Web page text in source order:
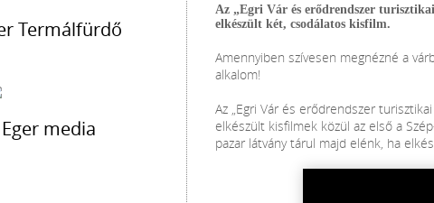
Az „Egri Vár és erődrendszer
elkészült két, csodálatos kisfilm.
Amennyiben szívesen megnézné a
alkalom!
Az „Egri Vár és erődrendszer
elkészült kisfilmek közül az első a
pazar látvány tárul majd elénk, ha